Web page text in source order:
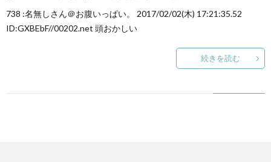
738 :名無しさん＠お腹いっぱい。 2017/02/02(木) 17:21:35.52
ID:GXBEbF//00202.net 頭おかしい
続きを読む